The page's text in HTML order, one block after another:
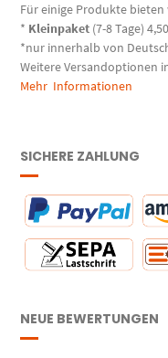
Für einige Produkte bieten
* Kleinpaket (7-8 Tage)
*nur innerhalb von
Weitere Versandoptionen
Mehr Informationen
SICHERE ZAHLUNG
NEUE BEWERTUNGEN